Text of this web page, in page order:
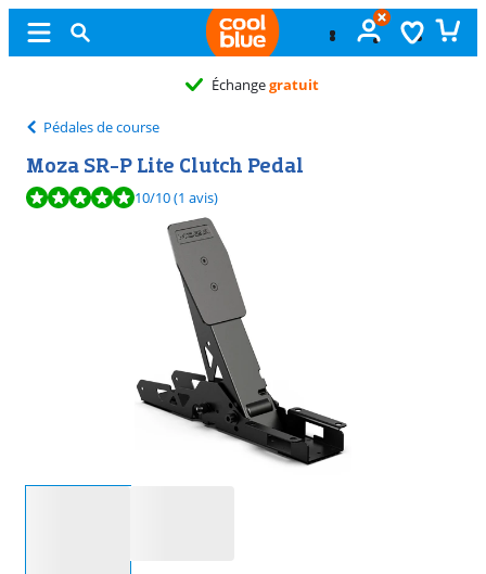
Échangegratuit
Pédales de course
Moza SR-P Lite Clutch Pedal
La note est de 10 sur 10, basée sur 1 avis.
10/10(1 avis)